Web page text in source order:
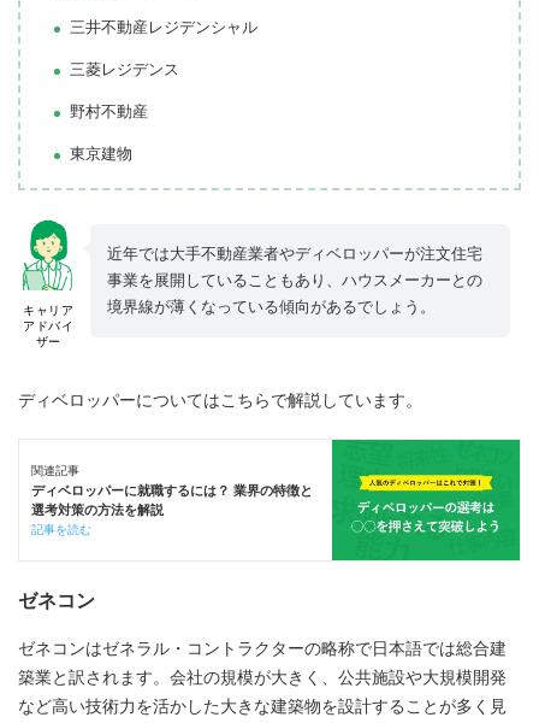
‌三井不動産レジデンシャル
三菱レジデンス
野村不動産
東京建物
キャリア
アドバイ
ザー
近年では大手不動産業者やディベロッパーが注文住宅
事業を展開していることもあり、ハウスメーカーとの
境界線が薄くなっている傾向があるでしょう。
ディベロッパーについてはこちらで解説しています。
関連記事
ディベロッパーに就職するには？ 業界の特徴と
選考対策の方法を解説
記事を読む
ゼネコン
ゼネコンはゼネラル・コントラクターの略称で日本語では総合建
築業と訳されます。会社の規模が大きく、公共施設や大規模開発
など高い技術力を活かした大きな建築物を設計することが多く見